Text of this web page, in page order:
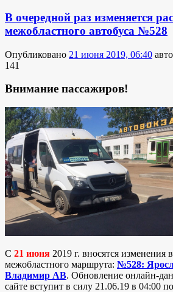
В очередной раз изменяется
межобластного автобуса №528
Опубликовано 21 июня 2019, 06:40
141
Внимание пассажиров!
C 21 июня 2019 г. вносятся изменения
межобластного маршрута: №528:
Владимир АВ. Обновление онлайн-
сайте вступит в силу 21.06.19 в 04:00